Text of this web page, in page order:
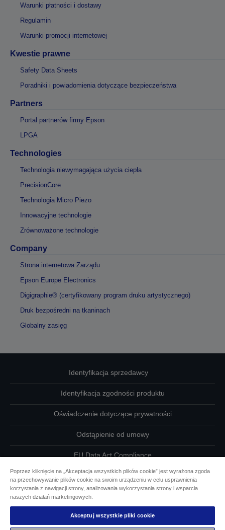
Warunki płatności i dostawy
Regulamin
Warunki promocji internetowej
Kwestie prawne
Safety Data Sheets
Poradniki i powiadomienia dotyczące bezpieczeństwa
Partners
Portal partnerów firmy Epson
LPGA
Technologies
Technologia niewymagająca użycia ciepła
PrecisionCore
Technologia Micro Piezo
Innowacyjne technologie
Zrównoważone technologie
Company
Strona internetowa Zarządu
Epson Europe Electronics
Digigraphie® (certyfikowany program druku artystycznego)
Druk bezpośredni na tkaninach
Globalny zasięg
Identyfikacja sprzedawcy
Identyfikacja zgodności produktu
Oświadczenie dotyczące prywatności
Odstąpienie od umowy
EU Data Act Compliance
Skontaktuj się z nami w sprawie swoich danych
Informacje o plikach cookie
Działania firmy Epson na rzecz dostępności
Poprzez kliknięcie na „Akceptacja wszystkich plików cookie” jest wyrażona zgoda
na przechowywanie plików cookie na swoim urządzeniu w celu usprawnienia
korzystania z nawigacji strony, analizowania wykorzystania strony i wsparcia
naszych działań marketingowych.
Akceptuj wszystkie pliki cookie